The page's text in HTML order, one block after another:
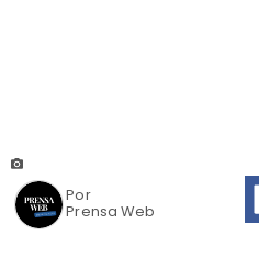
Prensa Web
Por